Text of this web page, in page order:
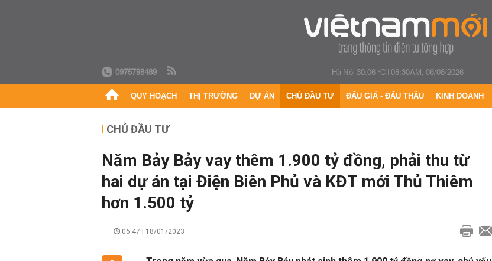
0975798489 Hà Nội 30.06 °C|08:30AM, 06/08/2026
QUY HOẠCH THỊ TRƯỜNG DỰ ÁN CHỦ ĐẦU TƯ ĐẤU GIÁ - ĐẤU THẦU KINH DOANH
CHỦ ĐẦU TƯ
Năm Bảy Bảy vay thêm 1.900 tỷ đồng, phải thu từ
hai dự án tại Điện Biên Phủ và KĐT mới Thủ Thiêm
hơn 1.500 tỷ
06:47 | 18/01/2023